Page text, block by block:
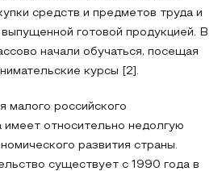
средств и предметов труда и
готовой продукцией. В
начали обучаться, посещая
курсы [2].
малого российского
имеет относительно недолгую
развития страны.
существует с 1990 года в